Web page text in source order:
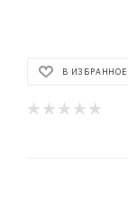
В ИЗБРАННОЕ